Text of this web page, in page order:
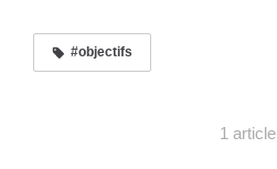
#objectifs
1 article